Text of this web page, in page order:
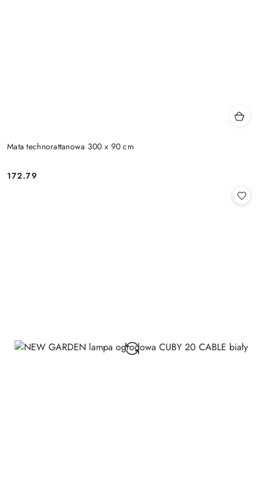
Mata technorattanowa 300 x 90 cm
Cena:
172.79